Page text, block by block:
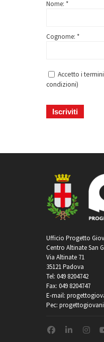
Nome: *
Cognome: *
Accetto i
condizioni)
Ufficio Progetto
Centro Altinate San
Via Altinate 71
35121 Padova
Tel: 049 8204742
Fax: 049 8204747
E-mail:
Pec: